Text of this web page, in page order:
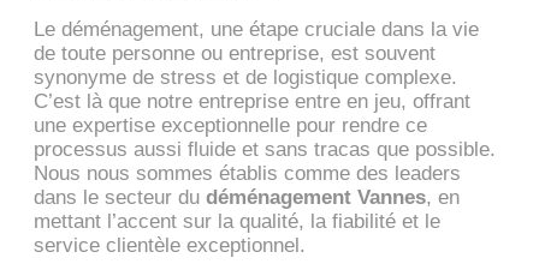
Le déménagement, une étape cruciale dans la vie
de toute personne ou entreprise, est souvent
synonyme de stress et de logistique complexe.
C’est là que notre entreprise entre en jeu, offrant
une expertise exceptionnelle pour rendre ce
processus aussi fluide et sans tracas que possible.
Nous nous sommes établis comme des leaders
dans le secteur du déménagement Vannes, en
mettant l’accent sur la qualité, la fiabilité et le
service clientèle exceptionnel.